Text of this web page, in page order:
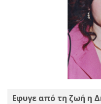
Eφυγε από τη ζωή η